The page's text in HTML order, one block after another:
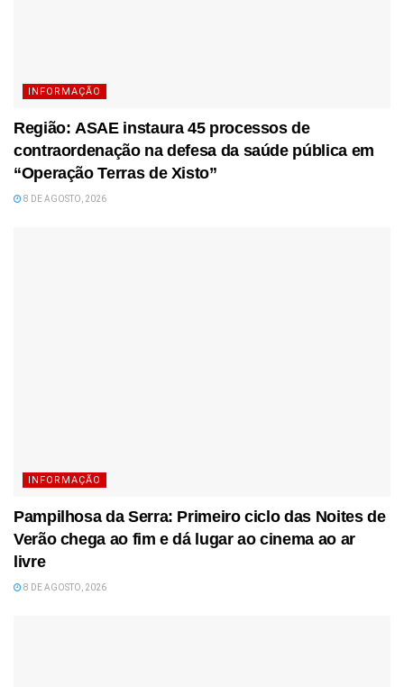
INFORMAÇÃO
Região: ASAE instaura 45 processos de
contraordenação na defesa da saúde pública em
“Operação Terras de Xisto”
8 DE AGOSTO, 2026
INFORMAÇÃO
Pampilhosa da Serra: Primeiro ciclo das Noites de
Verão chega ao fim e dá lugar ao cinema ao ar
livre
8 DE AGOSTO, 2026